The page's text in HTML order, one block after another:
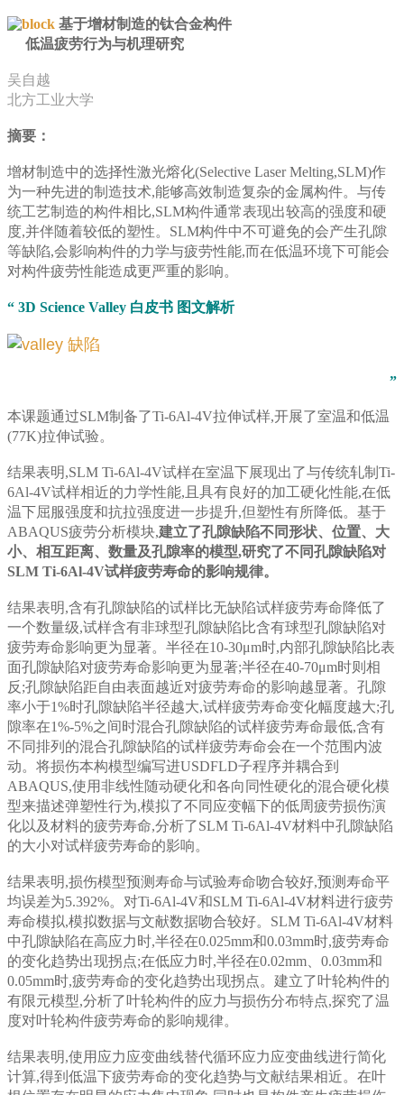
基于增材制造的钛合金构件
低温疲劳行为与机理研究
吴自越
北方工业大学
摘要：
增材制造中的选择性激光熔化(Selective Laser Melting,SLM)作
为一种先进的制造技术,能够高效制造复杂的金属构件。与传
统工艺制造的构件相比,SLM构件通常表现出较高的强度和硬
度,并伴随着较低的塑性。SLM构件中不可避免的会产生孔隙
等缺陷,会影响构件的力学与疲劳性能,而在低温环境下可能会
对构件疲劳性能造成更严重的影响。
“ 3D Science Valley 白皮书 图文解析
”
本课题通过SLM制备了Ti-6Al-4V拉伸试样,开展了室温和低温
(77K)拉伸试验。
结果表明,SLM Ti-6Al-4V试样在室温下展现出了与传统轧制Ti-
6Al-4V试样相近的力学性能,且具有良好的加工硬化性能,在低
温下屈服强度和抗拉强度进一步提升,但塑性有所降低。基于
ABAQUS疲劳分析模块,建立了孔隙缺陷不同形状、位置、大
小、相互距离、数量及孔隙率的模型,研究了不同孔隙缺陷对
SLM Ti-6Al-4V试样疲劳寿命的影响规律。
结果表明,含有孔隙缺陷的试样比无缺陷试样疲劳寿命降低了
一个数量级,试样含有非球型孔隙缺陷比含有球型孔隙缺陷对
疲劳寿命影响更为显著。半径在10-30μm时,内部孔隙缺陷比表
面孔隙缺陷对疲劳寿命影响更为显著;半径在40-70μm时则相
反;孔隙缺陷距自由表面越近对疲劳寿命的影响越显著。孔隙
率小于1%时孔隙缺陷半径越大,试样疲劳寿命变化幅度越大;孔
隙率在1%-5%之间时混合孔隙缺陷的试样疲劳寿命最低,含有
不同排列的混合孔隙缺陷的试样疲劳寿命会在一个范围内波
动。将损伤本构模型编写进USDFLD子程序并耦合到
ABAQUS,使用非线性随动硬化和各向同性硬化的混合硬化模
型来描述弹塑性行为,模拟了不同应变幅下的低周疲劳损伤演
化以及材料的疲劳寿命,分析了SLM Ti-6Al-4V材料中孔隙缺陷
的大小对试样疲劳寿命的影响。
结果表明,损伤模型预测寿命与试验寿命吻合较好,预测寿命平
均误差为5.392%。对Ti-6Al-4V和SLM Ti-6Al-4V材料进行疲劳
寿命模拟,模拟数据与文献数据吻合较好。SLM Ti-6Al-4V材料
中孔隙缺陷在高应力时,半径在0.025mm和0.03mm时,疲劳寿命
的变化趋势出现拐点;在低应力时,半径在0.02mm、0.03mm和
0.05mm时,疲劳寿命的变化趋势出现拐点。建立了叶轮构件的
有限元模型,分析了叶轮构件的应力与损伤分布特点,探究了温
度对叶轮构件疲劳寿命的影响规律。
结果表明,使用应力应变曲线替代循环应力应变曲线进行简化
计算,得到低温下疲劳寿命的变化趋势与文献结果相近。在叶